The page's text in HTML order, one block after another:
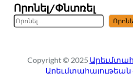
Որոնել/Փնտռել
S
e
c
Copyright © 2025
Արեւմտահայութեան